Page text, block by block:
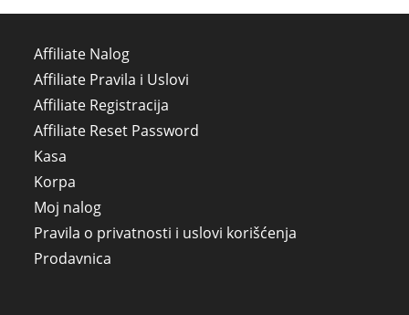
Affiliate Nalog
Affiliate Pravila i Uslovi
Affiliate Registracija
Affiliate Reset Password
Kasa
Korpa
Moj nalog
Pravila o privatnosti i uslovi korišćenja
Prodavnica